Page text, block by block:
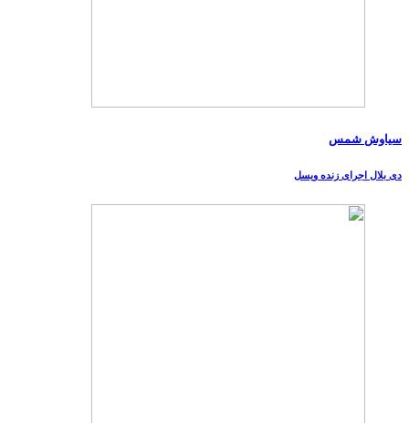
سیاوش شمس
دی بلال اجرای زنده ویسل